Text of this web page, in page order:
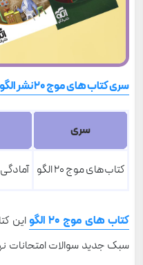
سری کتاب های موج 20 نشر الگو
سری
کتاب‌های موج 20 الگو
کتاب های موج 20 الگو
این
سبک جدید سوالات امتحانات